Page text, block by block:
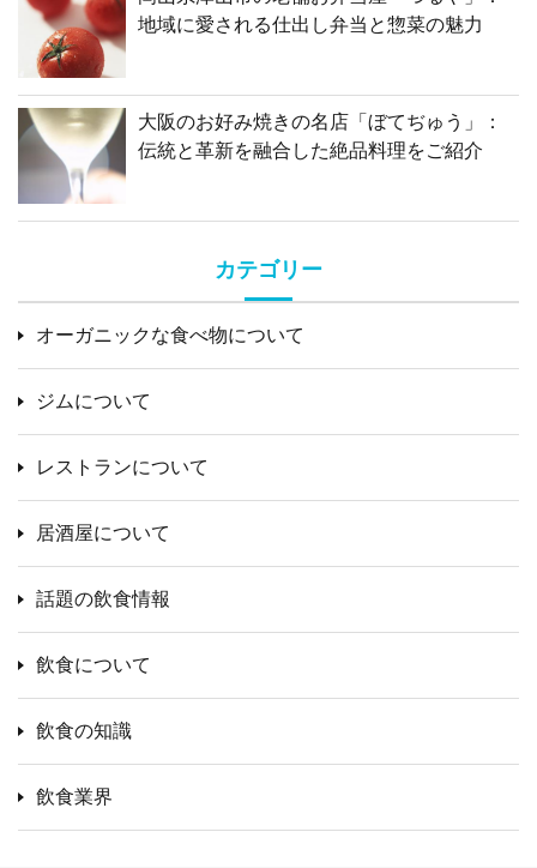
地域に愛される仕出し弁当と惣菜の魅力
大阪のお好み焼きの名店「ぼてぢゅう」：
伝統と革新を融合した絶品料理をご紹介
カテゴリー
オーガニックな食べ物について
ジムについて
レストランについて
居酒屋について
話題の飲食情報
飲食について
飲食の知識
飲食業界